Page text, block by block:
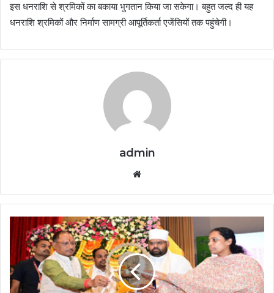
इस धनराशि से श्रमिकों का बकाया भुगतान किया जा सकेगा। बहुत जल्द ही यह
धनराशि श्रमिकों और निर्माण सामग्री आपूर्तिकर्ता एजेंसियों तक पहुंचेगी।
admin